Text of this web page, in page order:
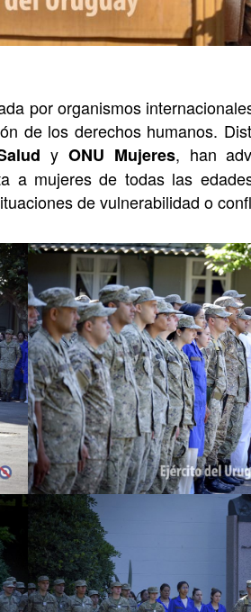
por organismos
de los derechos humanos.
y ONU Mujeres, han
a mujeres de todas las
de vulnerabilidad o